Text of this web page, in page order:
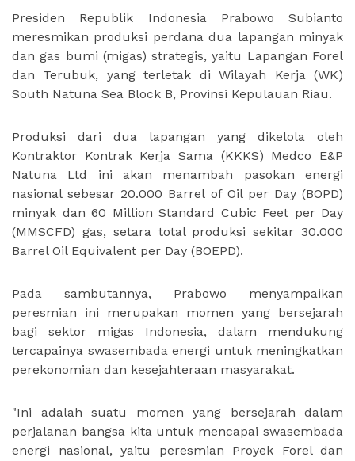
Presiden Republik Indonesia Prabowo Subianto
meresmikan produksi perdana dua lapangan minyak
dan gas bumi (migas) strategis, yaitu Lapangan Forel
dan Terubuk, yang terletak di Wilayah Kerja (WK)
South Natuna Sea Block B, Provinsi Kepulauan Riau.
Produksi dari dua lapangan yang dikelola oleh
Kontraktor Kontrak Kerja Sama (KKKS) Medco E&P
Natuna Ltd ini akan menambah pasokan energi
nasional sebesar 20.000 Barrel of Oil per Day (BOPD)
minyak dan 60 Million Standard Cubic Feet per Day
(MMSCFD) gas, setara total produksi sekitar 30.000
Barrel Oil Equivalent per Day (BOEPD).
Pada sambutannya, Prabowo menyampaikan
peresmian ini merupakan momen yang bersejarah
bagi sektor migas Indonesia, dalam mendukung
tercapainya swasembada energi untuk meningkatkan
perekonomian dan kesejahteraan masyarakat.
"Ini adalah suatu momen yang bersejarah dalam
perjalanan bangsa kita untuk mencapai swasembada
energi nasional, yaitu peresmian Proyek Forel dan